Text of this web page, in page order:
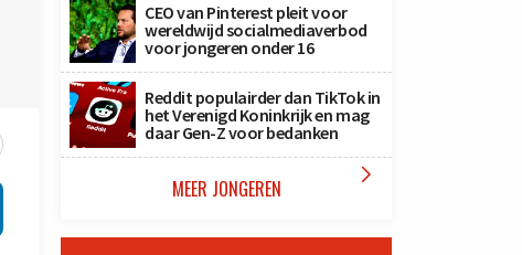
CEO van Pinterest pleit voor
wereldwijd socialmediaverbod
voor jongeren onder 16
Reddit populairder dan TikTok in
het Verenigd Koninkrijk en mag
daar Gen-Z voor bedanken
MEER JONGEREN 